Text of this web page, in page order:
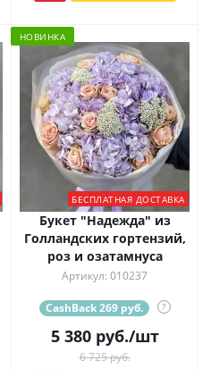
НОВИНКА
БЕСПЛАТНАЯ ДОСТАВКА
Букет "Надежда" из
Голландских гортензий,
роз и озатамнуса
Артикул: 010237
CashBack 269 руб. ?
5 380руб./шт
6 725 руб.